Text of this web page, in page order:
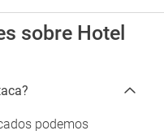
sobre Hotel
podemos